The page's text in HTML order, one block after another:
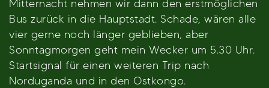
Mitternacht nehmen wir dann den erstmöglichen
Bus zurück in die Hauptstadt. Schade, wären alle
vier gerne noch länger geblieben, aber
Sonntagmorgen geht mein Wecker um 5.30 Uhr.
Startsignal für einen weiteren Trip nach
Norduganda und in den Ostkongo.